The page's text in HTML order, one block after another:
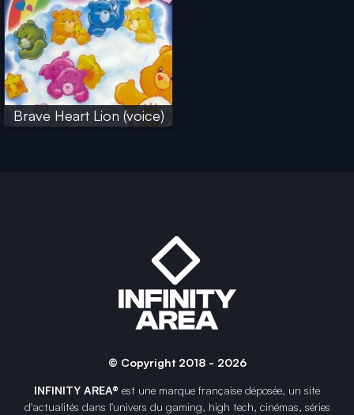
Brave Heart Lion (voice)
© Copyright 2018 - 2026
INFINITY AREA® est une marque française déposée, un site
d'actualités dans l'univers du gaming, high tech, cinémas, séries